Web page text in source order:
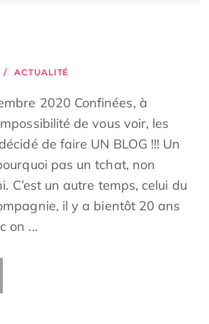
ACTUALITÉ
2020 Confinées, à
de vous voir, les
de faire UN BLOG !!! Un
pas un tchat, non
C’est un autre temps, celui du
il y a bientôt 20 ans
on ...